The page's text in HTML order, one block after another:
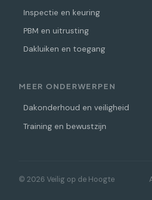
Inspectie en keuring
PBM en uitrusting
Dakluiken en toegang
MEER ONDERWERPEN
Dakonderhoud en veiligheid
Training en bewustzijn
© 2026 Veilig op de Hoogte